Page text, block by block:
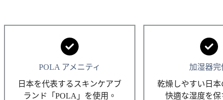
POLA アメニティ
日本を代表するスキンケアブ
ランド「POLA」を使用。
加湿器完
乾燥しやすい日
快適な湿度を保